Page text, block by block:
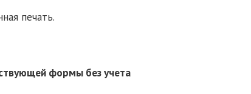
печать.
формы без учета